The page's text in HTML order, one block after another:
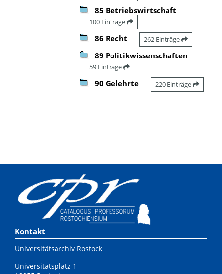
85 Betriebswirtschaft
100 Einträge
86 Recht 262 Einträge
89 Politikwissenschaften
59 Einträge
90 Gelehrte 220 Einträge
Kontakt
Universitätsarchiv Rostock
Universitätsplatz 1